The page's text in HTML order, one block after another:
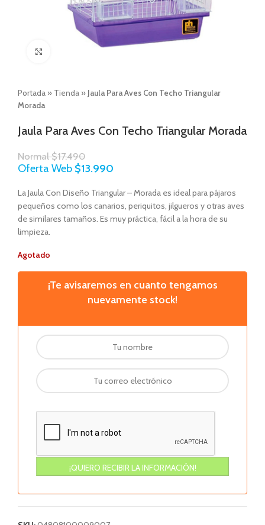
Portada » Tienda » Jaula Para Aves Con Techo Triangular
Morada
Jaula Para Aves Con Techo Triangular Morada
Normal$17.490
Oferta Web $13.990
La Jaula Con Diseño Triangular – Morada es ideal para pájaros
pequeños como los canarios, periquitos, jilgueros y otras aves
de similares tamaños. Es muy práctica, fácil a la hora de su
limpieza.
Agotado
¡Te avisaremos en cuanto tengamos
nuevamente stock!